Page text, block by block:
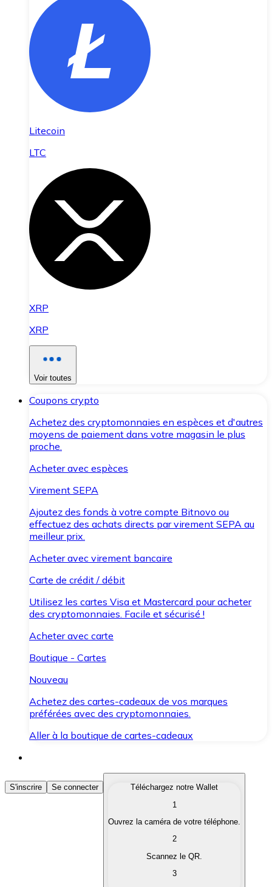
Litecoin
LTC
XRP
XRP
Voir toutes
Coupons crypto
Achetez des cryptomonnaies en espèces et d'autres
moyens de paiement dans votre magasin le plus
proche.
Acheter avec espèces
Virement SEPA
Ajoutez des fonds à votre compte Bitnovo ou
effectuez des achats directs par virement SEPA au
meilleur prix.
Acheter avec virement bancaire
Carte de crédit / débit
Utilisez les cartes Visa et Mastercard pour acheter
des cryptomonnaies. Facile et sécurisé !
Acheter avec carte
Boutique - Cartes
Nouveau
Achetez des cartes-cadeaux de vos marques
préférées avec des cryptomonnaies.
Aller à la boutique de cartes-cadeaux
Acheter des Cryptomonnaies
Achetez les cryptomonnaies qui vous intéressent
Convertissez vos cryptomonnaies en monnaie
S'inscrire Se connecter
Téléchargez notre Wallet
1
Ouvrez la caméra de votre téléphone.
2
Scannez le QR.
3